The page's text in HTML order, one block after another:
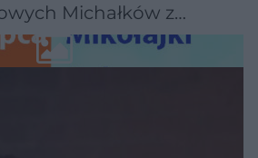
Michałków z